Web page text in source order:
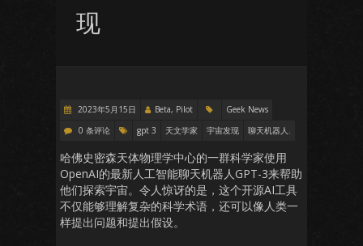
现
2023年5月15日 Beta, Pilot
Geek News
0 条评论
gpt 3 天文学家 宇宙发现 聊天机器人.
哈佛史密森天体物理学中心的一群科学家使用
OpenAI的最新人工智能聊天机器人GPT-3来帮助
他们探索宇宙。令人惊讶的是，这个开源AI工具
不仅能够理解复杂的科学术语，还可以像人类一
样提出问题和提出假设。